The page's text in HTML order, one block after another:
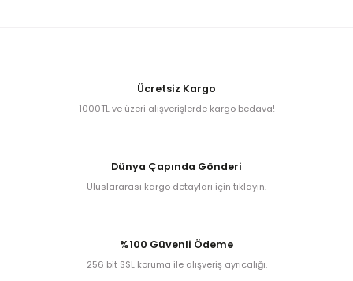
Ücretsiz Kargo
1000TL ve üzeri alışverişlerde kargo bedava!
Dünya Çapında Gönderi
Uluslararası kargo detayları için tıklayın.
%100 Güvenli Ödeme
256 bit SSL koruma ile alışveriş ayrıcalığı.